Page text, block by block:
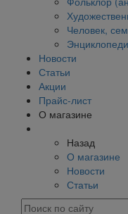
Человек,
Новости
Статьи
Акции
Прайс-лист
О магазине
Назад
О магазине
Новости
Статьи